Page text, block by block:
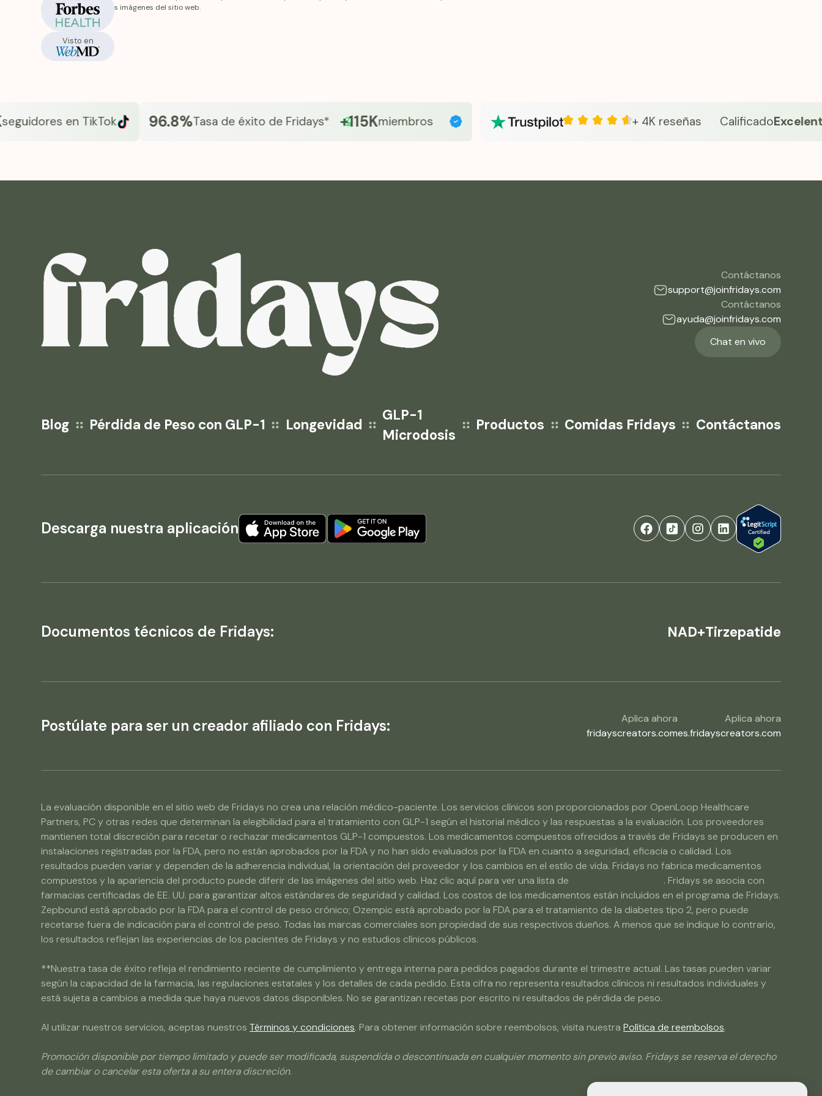
En stock
Visto en
reciba diferirán de las imágenes del sitio web.
en TikTok 96.8%Tasa de éxito de Fridays* +115Kmiembros + 4K reseñas CalificadoExcelente
Contáctanos
support@joinfridays.com
Contáctanos
ayuda@joinfridays.com
Chat en vivo
Blog Pérdida de Peso con GLP-1 Longevidad
GLP-1
Microdosis
Productos Comidas Fridays Contáctanos
Descarga nuestra aplicación
Documentos técnicos de Fridays: NAD+Tirzepatide
Postúlate para ser un creador afiliado con Fridays:
Aplica ahora
fridayscreators.com
Aplica ahora
es.fridayscreators.com
La evaluación disponible en el sitio web de Fridays no crea una relación médico-paciente. Los servicios clínicos son proporcionados por OpenLoop Healthcare
Partners, PC y otras redes que determinan la elegibilidad para el tratamiento con GLP-1 según el historial médico y las respuestas a la evaluación. Los proveedores
mantienen total discreción para recetar o rechazar medicamentos GLP-1 compuestos. Los medicamentos compuestos ofrecidos a través de Fridays se producen en
instalaciones registradas por la FDA, pero no están aprobados por la FDA y no han sido evaluados por la FDA en cuanto a seguridad, eficacia o calidad. Los
resultados pueden variar y dependen de la adherencia individual, la orientación del proveedor y los cambios en el estilo de vida. Fridays no fabrica medicamentos
compuestos y la apariencia del producto puede diferir de las imágenes del sitio web. Haz clic aquí para ver una lista de
. Fridays se asocia con
farmacias certificadas de EE. UU. para garantizar altos estándares de seguridad y calidad. Los costos de los medicamentos están incluidos en el programa de Fridays.
Zepbound está aprobado por la FDA para el control de peso crónico; Ozempic está aprobado por la FDA para el tratamiento de la diabetes tipo 2, pero puede
recetarse fuera de indicación para el control de peso. Todas las marcas comerciales son propiedad de sus respectivos dueños. A menos que se indique lo contrario,
los resultados reflejan las experiencias de los pacientes de Fridays y no estudios clínicos públicos.
**Nuestra tasa de éxito refleja el rendimiento reciente de cumplimiento y entrega interna para pedidos pagados durante el trimestre actual. Las tasas pueden variar
según la capacidad de la farmacia, las regulaciones estatales y los detalles de cada pedido. Esta cifra no representa resultados clínicos ni resultados individuales y
está sujeta a cambios a medida que haya nuevos datos disponibles. No se garantizan recetas por escrito ni resultados de pérdida de peso.
Al utilizar nuestros servicios, aceptas nuestrosTérminos y condiciones. Para obtener información sobre reembolsos, visita nuestraPolítica de reembolsos.
Promoción disponible por tiempo limitado y puede ser modificada, suspendida o descontinuada en cualquier momento sin previo aviso. Fridays se reserva el derecho
de cambiar o cancelar esta oferta a su entera discreción.